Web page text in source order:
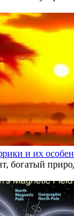
и их
богатый